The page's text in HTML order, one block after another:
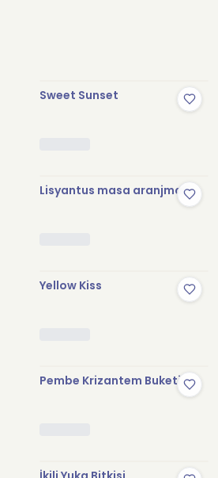
Sweet Sunset
Lisyantus masa aranjmanı
Yellow Kiss
Pembe Krizantem Buketi